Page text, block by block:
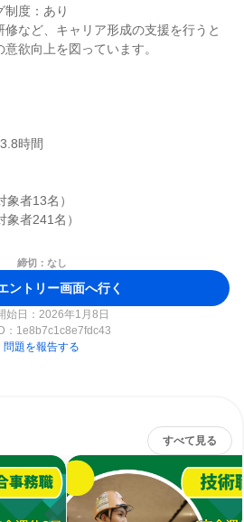
制度：あり
など、キャリア形成の支援を行うと
時間
者13名）
者241名）
締切：なし
ントリー画面へ行く
始日：2026年1月8日
： 1e8b7c1c8e7fdc43
問題を報告する
すべて見る